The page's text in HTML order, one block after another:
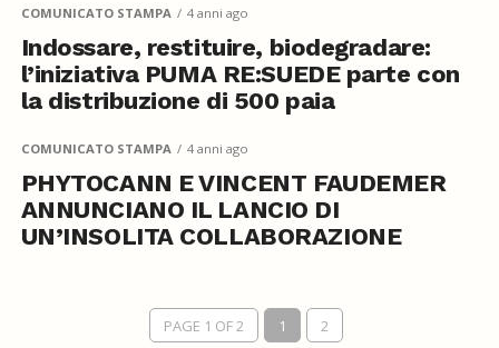
COMUNICATO STAMPA 4 anni ago
Indossare, restituire, biodegradare:
l’iniziativa PUMA RE:SUEDE parte con
la distribuzione di 500 paia
COMUNICATO STAMPA 4 anni ago
PHYTOCANN E VINCENT FAUDEMER
ANNUNCIANO IL LANCIO DI
UN’INSOLITA COLLABORAZIONE
PAGE 1 OF 2 1 2